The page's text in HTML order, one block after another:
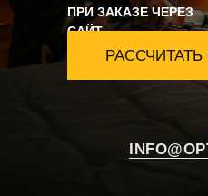
ПРИ ЗАКАЗЕ ЧЕРЕЗ
САЙТ